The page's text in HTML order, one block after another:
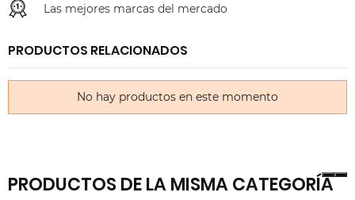
Las mejores marcas del mercado
PRODUCTOS RELACIONADOS
No hay productos en este momento
PRODUCTOS DE LA MISMA CATEGORÍA